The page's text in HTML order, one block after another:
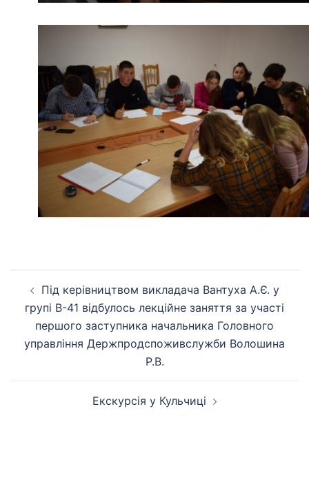
запису
Під керівництвом викладача Вантуха А.Є. у
групі В-41 відбулось лекційне заняття за участі
першого заступника начальника Головного
управління Держпродспоживслужби Волошина
Р.В.
Екскурсія у Кульчиці